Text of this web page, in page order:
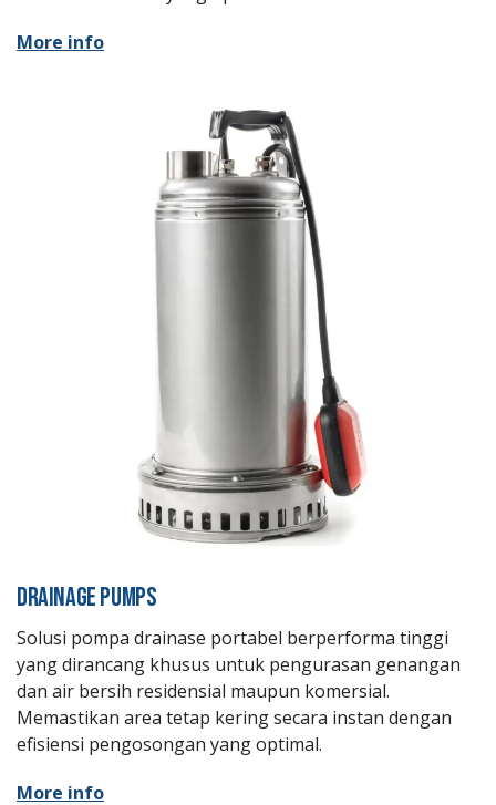
More info
DRAINAGE PUMPS
Solusi pompa drainase portabel berperforma tinggi
yang dirancang khusus untuk pengurasan genangan
dan air bersih residensial maupun komersial.
Memastikan area tetap kering secara instan dengan
efisiensi pengosongan yang optimal.
More info